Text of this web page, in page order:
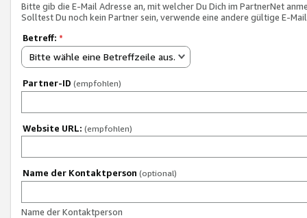
Bitte gib die E-Mail Adresse an, mit welcher Du Dich im PartnerNet
Solltest Du noch kein Partner sein, verwende eine andere gültige E-
Betreff: *
Bitte wähle eine Betreffzeile aus.
Partner-ID (empfohlen)
Website URL: (empfohlen)
Name der Kontaktperson (optional)
Name der Kontaktperson